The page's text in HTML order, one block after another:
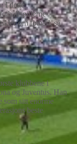
I dette
om fotball, så
klubbene i
og Juventus. Han
som sitt enorme
beste